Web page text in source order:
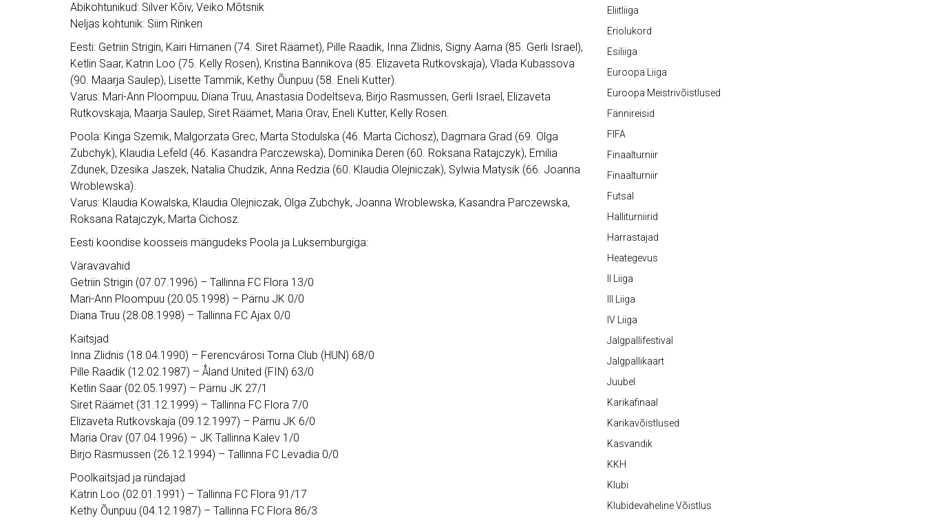
Abikohtunikud: Silver Kõiv, Veiko Mõtsnik
Neljas kohtunik: Siim Rinken
Eesti: Getriin Strigin, Kairi Himanen (74. Siret Räämet), Pille Raadik, Inna Zlidnis, Signy Aarna (85. Gerli Israel),
Ketlin Saar, Katrin Loo (75. Kelly Rosen), Kristina Bannikova (85. Elizaveta Rutkovskaja), Vlada Kubassova
(90. Maarja Saulep), Lisette Tammik, Kethy Õunpuu (58. Eneli Kutter).
Varus: Mari-Ann Ploompuu, Diana Truu, Anastasia Dodeltseva, Birjo Rasmussen, Gerli Israel, Elizaveta
Rutkovskaja, Maarja Saulep, Siret Räämet, Maria Orav, Eneli Kutter, Kelly Rosen.
Poola: Kinga Szemik, Malgorzata Grec, Marta Stodulska (46. Marta Cichosz), Dagmara Grad (69. Olga
Zubchyk), Klaudia Lefeld (46. Kasandra Parczewska), Dominika Deren (60. Roksana Ratajczyk), Emilia
Zdunek, Dzesika Jaszek, Natalia Chudzik, Anna Redzia (60. Klaudia Olejniczak), Sylwia Matysik (66. Joanna
Wroblewska).
Varus: Klaudia Kowalska, Klaudia Olejniczak, Olga Zubchyk, Joanna Wroblewska, Kasandra Parczewska,
Roksana Ratajczyk, Marta Cichosz.
Eesti koondise koosseis mängudeks Poola ja Luksemburgiga:
Väravavahid
Getriin Strigin (07.07.1996) – Tallinna FC Flora 13/0
Mari-Ann Ploompuu (20.05.1998) – Pärnu JK 0/0
Diana Truu (28.08.1998) – Tallinna FC Ajax 0/0
Kaitsjad
Inna Zlidnis (18.04.1990) – Ferencvárosi Torna Club (HUN) 68/0
Pille Raadik (12.02.1987) – Åland United (FIN) 63/0
Ketlin Saar (02.05.1997) – Pärnu JK 27/1
Siret Räämet (31.12.1999) – Tallinna FC Flora 7/0
Elizaveta Rutkovskaja (09.12.1997) – Pärnu JK 6/0
Maria Orav (07.04.1996) – JK Tallinna Kalev 1/0
Birjo Rasmussen (26.12.1994) – Tallinna FC Levadia 0/0
Poolkaitsjad ja ründajad
Katrin Loo (02.01.1991) – Tallinna FC Flora 91/17
Kethy Õunpuu (04.12.1987) – Tallinna FC Flora 86/3
Eliitliiga
Eriolukord
Esiliiga
Euroopa Liiga
Euroopa Meistrivõistlused
Fännireisid
FIFA
Finaalturniir
Finaalturniir
Futsal
Halliturniirid
Harrastajad
Heategevus
II Liiga
III Liiga
IV Liiga
Jalgpallifestival
Jalgpallikaart
Juubel
Karikafinaal
Karikavõistlused
Kasvandik
KKH
Klubi
Klubidevaheline Võistlus